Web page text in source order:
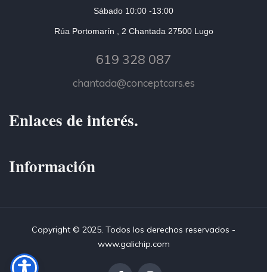
Sábado 10:00 -13:00
Rúa Portomarín , 2 Chantada 27500 Lugo
619 328 087
chantada@conceptcars.es
Enlaces de interés.
Información
Copyright © 2025. Todos los derechos reservados -
www.galichip.com